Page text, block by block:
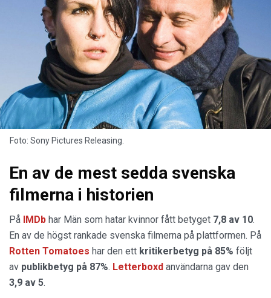
Foto: Sony Pictures Releasing.
En av de mest sedda svenska
filmerna i historien
På IMDb har Män som hatar kvinnor fått betyget 7,8 av 10.
En av de högst rankade svenska filmerna på plattformen. På
Rotten Tomatoes har den ett kritikerbetyg på 85% följt
av publikbetyg på 87%. Letterboxd användarna gav den
3,9 av 5.